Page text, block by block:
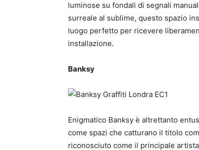
luminose su fondali di segnali
surreale al sublime, questo spazio
luogo perfetto per ricevere
installazione.
Banksy
Enigmatico Banksy è altrettanto
come spazi che catturano il titolo
riconosciuto come il principale